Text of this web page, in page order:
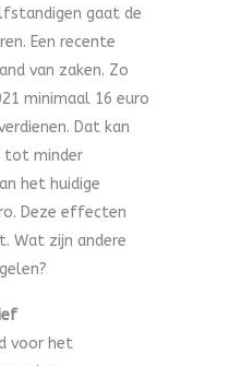
gaat de
Een recente
van zaken. Zo
minimaal 16 euro
Dat kan
tot minder
het huidige
Deze effecten
Wat zijn andere
voor het